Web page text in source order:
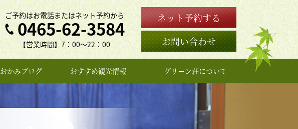
ご予約はお電話またはネット予約から
0465-62-3584
【営業時間】7：00〜22：00
ネット予約する
お問い合わせ
おかみブログ おすすめ観光情報 グリーン荘について
女将のプロフィール
よくある質問
アクセス
旅館概要
お問い合わせ